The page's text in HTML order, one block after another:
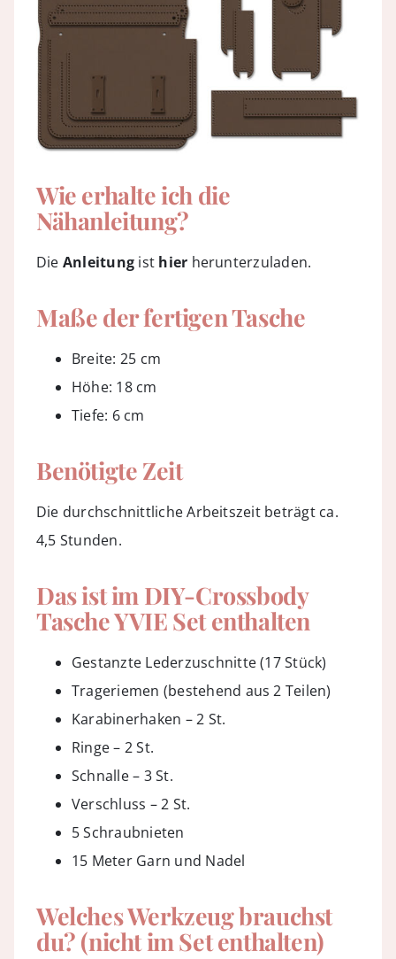
Wie erhalte ich die
Nähanleitung?
Die Anleitung ist hier herunterzuladen.
Maße der fertigen Tasche
Breite: 25 cm
Höhe: 18 cm
Tiefe: 6 cm
Benötigte Zeit
Die durchschnittliche Arbeitszeit beträgt ca.
4,5 Stunden.
Das ist im DIY-Crossbody
Tasche YVIE Set enthalten
Gestanzte Lederzuschnitte (17 Stück)
Trageriemen (bestehend aus 2 Teilen)
Karabinerhaken – 2 St.
Ringe – 2 St.
Schnalle – 3 St.
Verschluss – 2 St.
5 Schraubnieten
15 Meter Garn und Nadel
Welches Werkzeug brauchst
du? (nicht im Set enthalten)